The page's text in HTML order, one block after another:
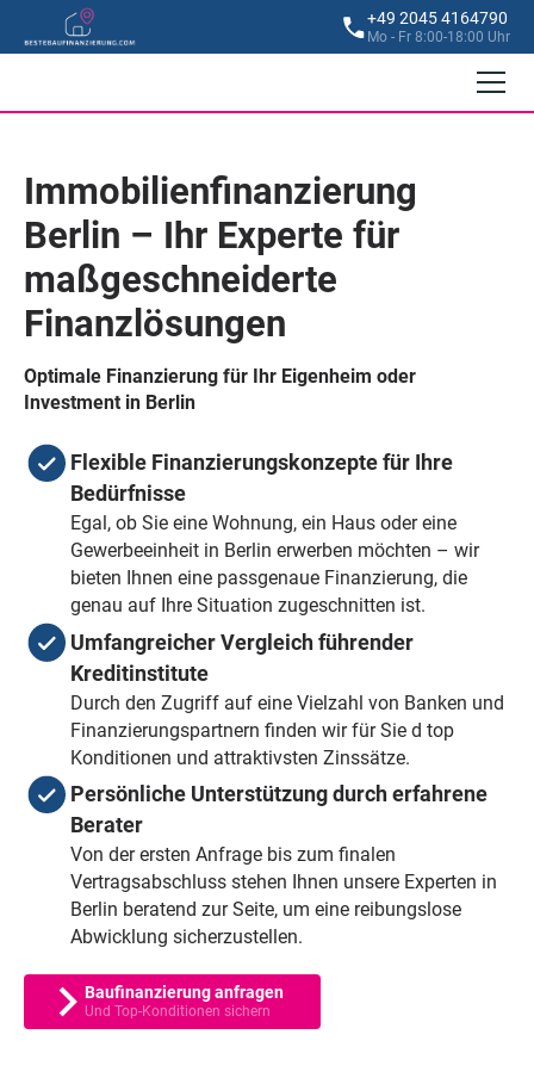
+49 2045 4164790
Mo - Fr 8:00-18:00 Uhr
Immobilienfinanzierung
Berlin – Ihr Experte für
maßgeschneiderte
Finanzlösungen
Optimale Finanzierung für Ihr Eigenheim oder
Investment in Berlin
Flexible Finanzierungskonzepte für Ihre
Bedürfnisse
Egal, ob Sie eine Wohnung, ein Haus oder eine
Gewerbeeinheit in Berlin erwerben möchten – wir
bieten Ihnen eine passgenaue Finanzierung, die
genau auf Ihre Situation zugeschnitten ist.
Umfangreicher Vergleich führender
Kreditinstitute
Durch den Zugriff auf eine Vielzahl von Banken und
Finanzierungspartnern finden wir für Sie d top
Konditionen und attraktivsten Zinssätze.
Persönliche Unterstützung durch erfahrene
Berater
Von der ersten Anfrage bis zum finalen
Vertragsabschluss stehen Ihnen unsere Experten in
Berlin beratend zur Seite, um eine reibungslose
Abwicklung sicherzustellen.
Baufinanzierung anfragen
Und Top-Konditionen sichern